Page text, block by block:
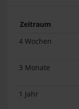
Zeitraum
4 Wochen
3 Monate
1 Jahr